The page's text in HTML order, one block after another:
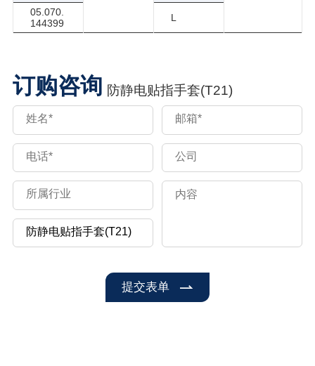
05.070.
144399
L
订购咨询 防静电贴指手套(T21)
提交表单